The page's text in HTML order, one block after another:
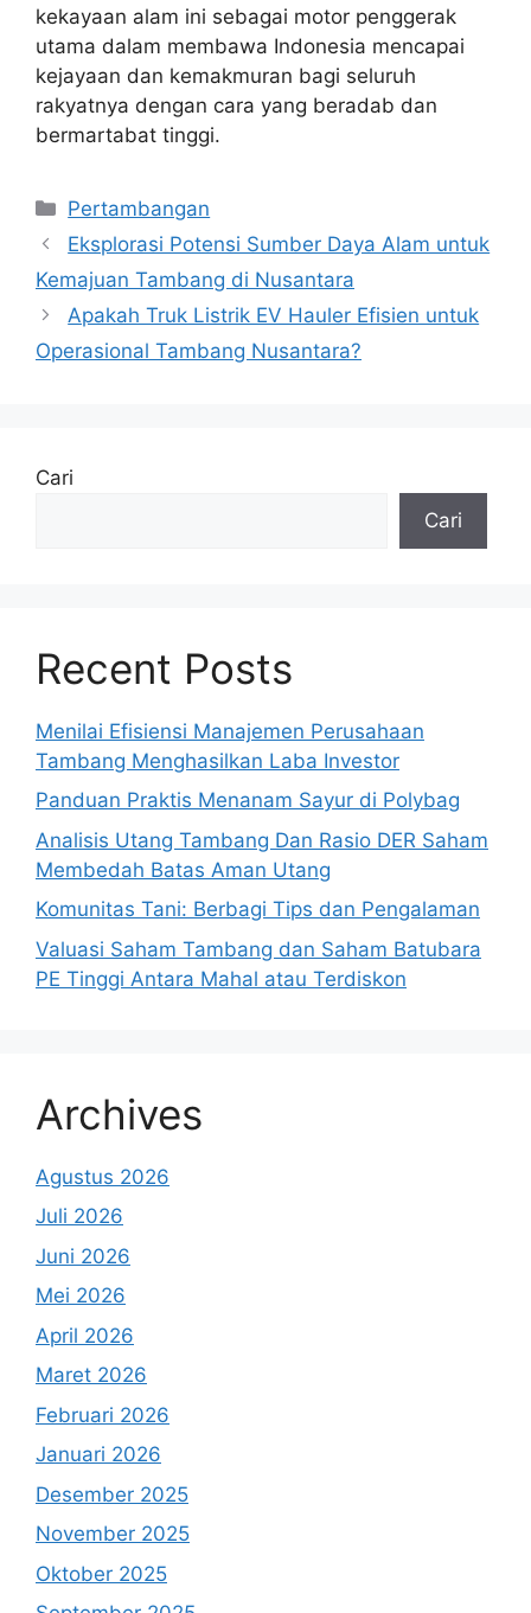
kekayaan alam ini sebagai motor penggerak
utama dalam membawa Indonesia mencapai
kejayaan dan kemakmuran bagi seluruh
rakyatnya dengan cara yang beradab dan
bermartabat tinggi.
Kategori
Pertambangan
Eksplorasi Potensi Sumber Daya Alam untuk
Kemajuan Tambang di Nusantara
Apakah Truk Listrik EV Hauler Efisien untuk
Operasional Tambang Nusantara?
Cari
Cari
Recent Posts
Menilai Efisiensi Manajemen Perusahaan
Tambang Menghasilkan Laba Investor
Panduan Praktis Menanam Sayur di Polybag
Analisis Utang Tambang Dan Rasio DER Saham
Membedah Batas Aman Utang
Komunitas Tani: Berbagi Tips dan Pengalaman
Valuasi Saham Tambang dan Saham Batubara
PE Tinggi Antara Mahal atau Terdiskon
Archives
Agustus 2026
Juli 2026
Juni 2026
Mei 2026
April 2026
Maret 2026
Februari 2026
Januari 2026
Desember 2025
November 2025
Oktober 2025